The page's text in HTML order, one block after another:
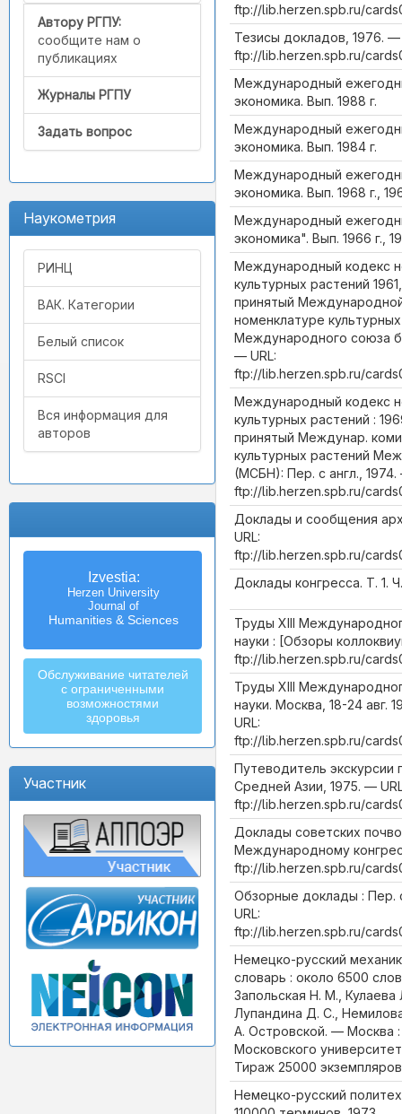
Автору РГПУ:
сообщите нам о
публикациях
Журналы РГПУ
Задать вопрос
Наукометрия
РИНЦ
ВАК. Категории
Белый список
RSCI
Вся информация для
авторов
Izvestia:
Herzen University
Journal of
Humanities & Sciences
Обслуживание читателей
с ограниченными
возможностями
здоровья
Участник
ftp://lib.herzen.spb.ru/
Тезисы докладов, 1976. —
ftp://lib.herzen.spb.ru/
Международный
экономика. Вып. 1988 г.
Международный
экономика. Вып. 1984 г.
Международный
экономика. Вып. 1968 г.,
Международный
экономика". Вып. 1966 г.,
Международный кодекс
культурных растений
принятый
номенклатуре
Международного союза
— URL:
ftp://lib.herzen.spb.ru/
Международный кодекс
культурных растений :
принятый Междунар.
культурных растений
(МСБН): Пер. с англ., 1974.
ftp://lib.herzen.spb.ru/
Доклады и сообщения
URL:
ftp://lib.herzen.spb.ru/
Доклады конгресса. Т. 1.
Труды XIII
науки : [Обзоры
ftp://lib.herzen.spb.ru/
Труды XIII
науки. Москва, 18-24 авг.
URL:
ftp://lib.herzen.spb.ru/
Путеводитель экскурсии
Средней Азии, 1975. —
ftp://lib.herzen.spb.ru/
Доклады советских
Международному
ftp://lib.herzen.spb.ru/
Обзорные доклады : Пер.
URL:
ftp://lib.herzen.spb.ru/
Немецко-русский
словарь : около 6500
Запольская Н. М.,
Лупандина Д. С.,
А. Островской. — Москва
Московского
Тираж 25000 экземпляров
Немецко-русский